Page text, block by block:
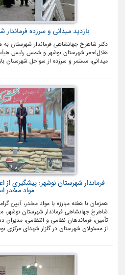
بازدید میدانی و سرزده
دکتر شاهرخ جهانشاهی فرماندار شهرستان
هلال‌احمر شهرستان نوشهر و شمس رئیس
میدانی، مستمر و سرزده از سواحل شهرستان
فرماندار شهرستان نوشهر: پیشگیری از
مواد مخدر
همزمان با هفته مبارزه با مواد مخدر، آیین
شاهرخ جهانشاهی فرماندار شهرستان نوشهر،
تأمین، فرماندهان نظامی و انتظامی، مدیران
از مسئولان شهرستان در گلزار شهدای مرکزی